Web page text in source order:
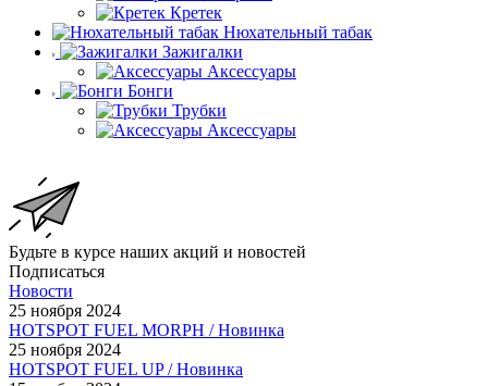
Кретек
Нюхательный табак
Зажигалки
Аксессуары
Бонги
Трубки
Аксессуары
Будьте в курсе наших акций и новостей
Подписаться
Новости
25 ноября 2024
HOTSPOT FUEL MORPH / Новинка
25 ноября 2024
HOTSPOT FUEL UP / Новинка